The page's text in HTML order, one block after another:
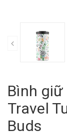
Bình
Travel
Buds